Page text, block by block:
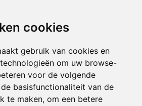
cookies
gebruik van cookies en
om uw browse-
voor de volgende
basisfunctionaliteit van de
te maken, om een betere
ONDERDEEL VAN